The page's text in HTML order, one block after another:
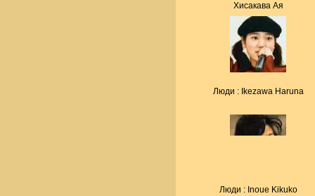
Хисакава Ая
Люди : Ikezawa Haruna
Люди : Inoue Kikuko